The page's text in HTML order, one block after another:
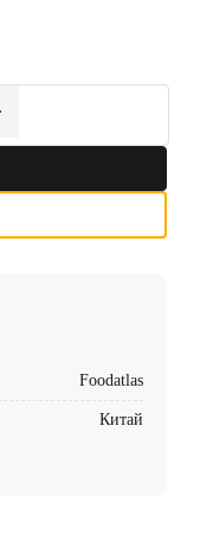
Foodatlas
Китай